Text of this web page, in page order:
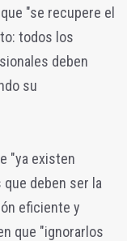
"se recupere el
todos los
deben
su
"ya existen
deben ser la
eficiente y
que "ignorarlos